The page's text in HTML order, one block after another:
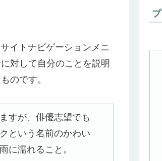
イトナビゲーションメニ
対して自分のことを説明
のです。
すが、俳優志望でも
という名前のかわい
に濡れること。